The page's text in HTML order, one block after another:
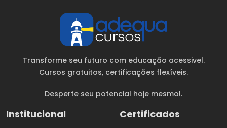
Transforme seu futuro com educação acessivel.
Cursos gratuitos, certificações flexíveis.
Desperte seu potencial hoje mesmo!.
Institucional Certificados